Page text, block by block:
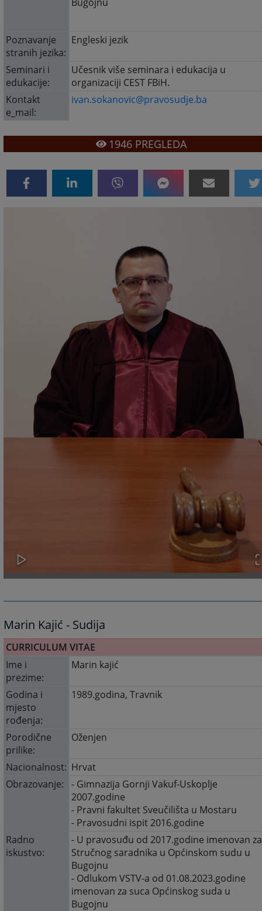
Poznavanje
stranih jezika:
Engleski jezik
Seminari i
edukacije:
Učesnik više seminara i edukacija u
organizaciji CEST FBiH.
Kontakt
e_mail:
ivan.sokanovic@pravosudje.ba
1946PREGLEDA
Marin Kajić - Sudija
CURRICULUM VITAE
Ime i
prezime:
Marin kajić
Godina i
mjesto
rođenja:
1989.godina, Travnik
Porodične
prilike:
Oženjen
Nacionalnost: Hrvat
Obrazovanje:
- Gimnazija Gornji Vakuf-Uskoplje
2007.godine
- Pravni fakultet Sveučilišta u Mostaru
- Pravosudni ispit 2016.godine
Radno
iskustvo:
- U pravosuđu od 2017.godine imenovan za
Stručnog saradnika u Općinskom sudu u
Bugojnu
- Odlukom VSTV-a od 01.08.2023.godine
imenovan za suca Općinskog suda u
Bugojnu